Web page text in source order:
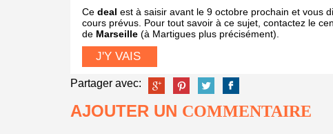
Ce deal est à saisir avant le 9 octobre prochain et vous
cours prévus. Pour tout savoir à ce sujet, contactez le
de Marseille (à Martigues plus précisément).
J'Y VAIS
Partager avec:
AJOUTER UN COMMENTAIRE